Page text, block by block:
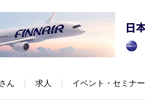
ん 求人 イベント・セミナー